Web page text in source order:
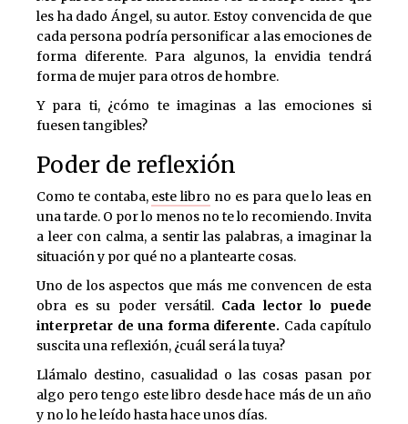
les ha dado Ángel, su autor. Estoy convencida de que
cada persona podría personificar a las emociones de
forma diferente. Para algunos, la envidia tendrá
forma de mujer para otros de hombre.
Y para ti, ¿cómo te imaginas a las emociones si
fuesen tangibles?
Poder de reflexión
Como te contaba, este libro no es para que lo leas en
una tarde. O por lo menos no te lo recomiendo. Invita
a leer con calma, a sentir las palabras, a imaginar la
situación y por qué no a plantearte cosas.
Uno de los aspectos que más me convencen de esta
obra es su poder versátil. Cada lector lo puede
interpretar de una forma diferente. Cada capítulo
suscita una reflexión, ¿cuál será la tuya?
Llámalo destino, casualidad o las cosas pasan por
algo pero tengo este libro desde hace más de un año
y no lo he leído hasta hace unos días.